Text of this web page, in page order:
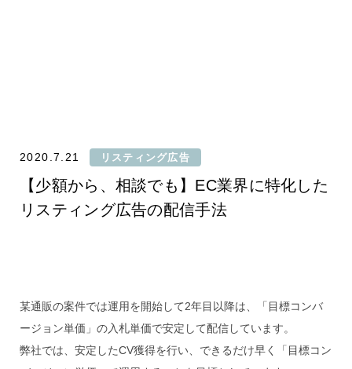
2020.7.21 リスティング広告
【少額から、相談でも】EC業界に特化した
リスティング広告の配信手法
某通販の案件では運用を開始して2年目以降は、「目標コンバ
ージョン単価」の入札単価で安定して配信しています。
弊社では、安定したCV獲得を行い、できるだけ早く「目標コン